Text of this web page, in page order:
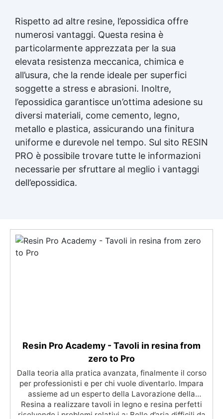
Rispetto ad altre resine, l’epossidica offre
numerosi vantaggi. Questa resina è
particolarmente apprezzata per la sua
elevata resistenza meccanica, chimica e
all’usura, che la rende ideale per superfici
soggette a stress e abrasioni. Inoltre,
l’epossidica garantisce un’ottima adesione su
diversi materiali, come cemento, legno,
metallo e plastica, assicurando una finitura
uniforme e durevole nel tempo. Sul sito RESIN
PRO è possibile trovare tutte le informazioni
necessarie per sfruttare al meglio i vantaggi
dell’epossidica.
Resin Pro Academy - Tavoli in resina from
zero to Pro
Dalla teoria alla pratica avanzata, finalmente il corso
per professionisti e per chi vuole diventarlo. Impara
assieme ad un esperto della Lavorazione della
Resina a realizzare tavoli in legno e resina perfetti
risolvendo i problemi relativi a: Bolle d’aria difficili da